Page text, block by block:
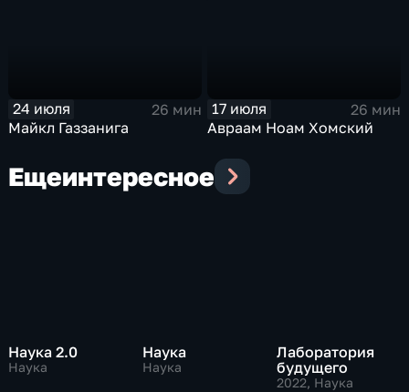
24 июля
26 мин
Майкл Газзанига
17 июля
26 мин
Авраам Ноам Хомский
Ещеинтересное
Наука 2.0
Наука
Наука
Наука
Лаборатория
будущего
2022, Наука